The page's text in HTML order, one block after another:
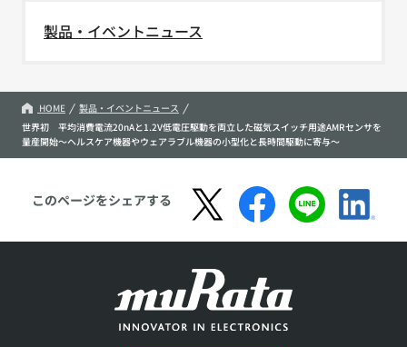
製品・イベントニュース
HOME
製品・イベントニュース
世界初 平均消費電流20nAと1.2V低電圧駆動を両立した磁気スイッチ用途AMRセンサを
量産開始～ヘルスケア機器やウェアラブル機器の小型化と長時間駆動に寄与～
このページをシェアする